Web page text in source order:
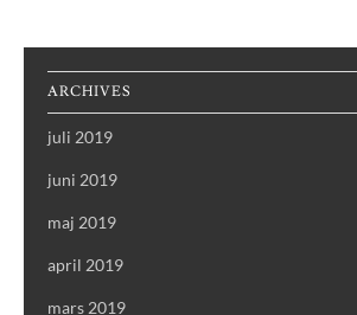
ARCHIVES
juli 2019
juni 2019
maj 2019
april 2019
mars 2019